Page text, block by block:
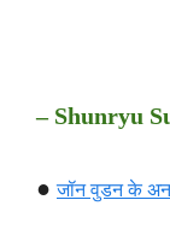
– Shunryu
●जॉन वुडन के